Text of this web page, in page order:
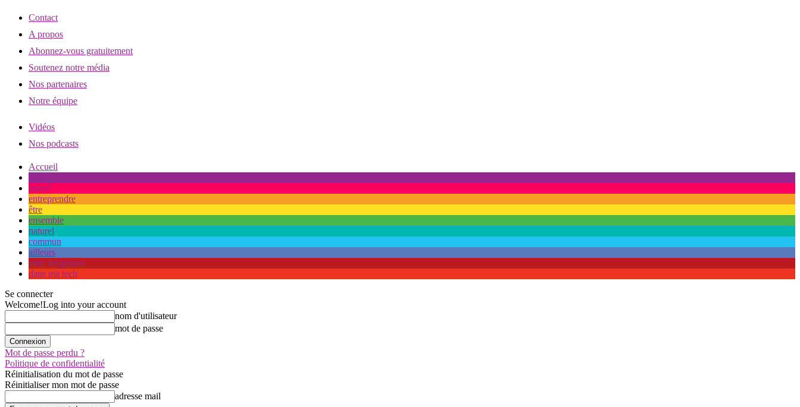
Contact
A propos
Abonnez-vous gratuitement
Soutenez notre média
Nos partenaires
Notre équipe
Vidéos
Nos podcasts
Accueil
inséré
entreprendre
être
ensemble
naturel
commun
ailleurs
avec les jeunes
dans ma tech
Se connecter
Welcome!Log into your account
nom d'utilisateur
mot de passe
Mot de passe perdu ?
Politique de confidentialité
Réinitialisation du mot de passe
Réinitialiser mon mot de passe
adresse mail